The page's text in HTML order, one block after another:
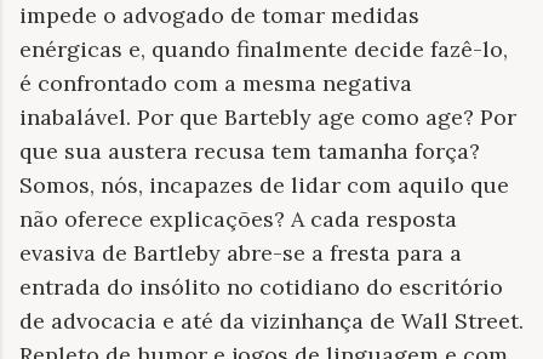
impede o advogado de tomar medidas
enérgicas e, quando finalmente decide fazê-lo,
é confrontado com a mesma negativa
inabalável. Por que Bartebly age como age? Por
que sua austera recusa tem tamanha força?
Somos, nós, incapazes de lidar com aquilo que
não oferece explicações? A cada resposta
evasiva de Bartleby abre-se a fresta para a
entrada do insólito no cotidiano do escritório
de advocacia e até da vizinhança de Wall Street.